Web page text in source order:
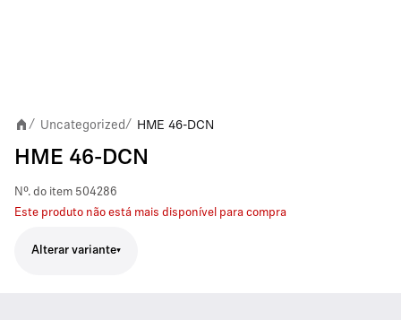
/ Uncategorized/ HME 46-DCN
HME 46-DCN
Nº. do item 504286
Este produto não está mais disponível para compra
Alterar variante